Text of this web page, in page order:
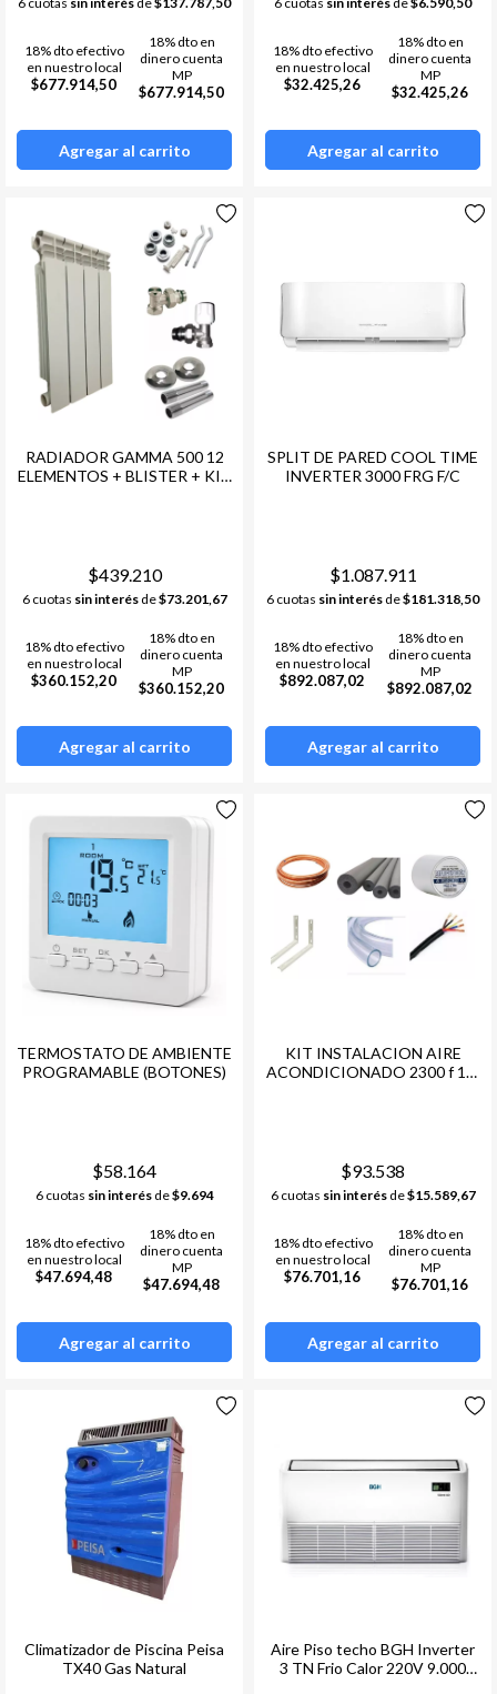
18% dto efectivo
en nuestro local
$677.914,50
18% dto en
dinero cuenta
MP
$677.914,50
Agregar al carrito
18% dto efectivo
en nuestro local
$32.425,26
18% dto en
dinero cuenta
MP
$32.425,26
Agregar al carrito
RADIADOR GAMMA 500 12
ELEMENTOS + BLISTER + KIT
$439.210
6 cuotas sin interésde$73.201,67
18% dto efectivo
en nuestro local
$360.152,20
18% dto en
dinero cuenta
MP
$360.152,20
Agregar al carrito
SPLIT DE PARED COOL TIME
INVERTER 3000 FRG F/C
$1.087.911
6 cuotas sin interés de$181.318,50
18% dto efectivo
en nuestro local
$892.087,02
18% dto en
dinero cuenta
MP
$892.087,02
Agregar al carrito
TERMOSTATO DE AMBIENTE
PROGRAMABLE (BOTONES)
$58.164
6 cuotas sin interésde$9.694
18% dto efectivo
en nuestro local
$47.694,48
18% dto en
dinero cuenta
MP
$47.694,48
Agregar al carrito
KIT INSTALACION AIRE
ACONDICIONADO 2300 f 1/4
$93.538
6 cuotas sin interésde$15.589,67
18% dto efectivo
en nuestro local
$76.701,16
18% dto en
dinero cuenta
MP
$76.701,16
Agregar al carrito
Climatizador de Piscina Peisa
TX40 Gas Natural
Aire Piso techo BGH Inverter
3 TN Frio Calor 220V 9.000